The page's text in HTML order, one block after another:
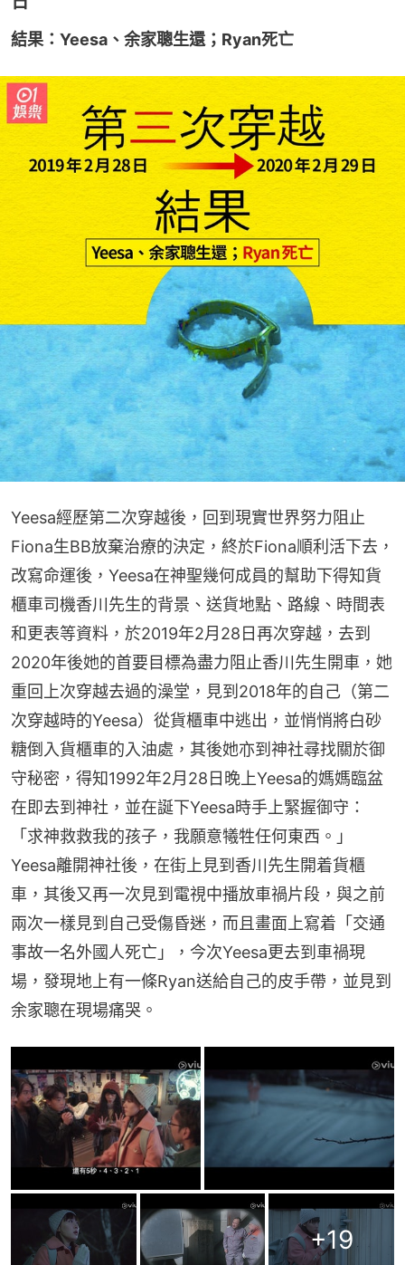
結果：Yeesa、余家聰生還；Ryan死亡
Yeesa經歷第二次穿越後，回到現實世界努力阻止
Fiona生BB放棄治療的決定，終於Fiona順利活下去，
改寫命運後，Yeesa在神聖幾何成員的幫助下得知貨
櫃車司機香川先生的背景、送貨地點、路線、時間表
和更表等資料，於2019年2月28日再次穿越，去到
2020年後她的首要目標為盡力阻止香川先生開車，她
重回上次穿越去過的澡堂，見到2018年的自己（第二
次穿越時的Yeesa）從貨櫃車中逃出，並悄悄將白砂
糖倒入貨櫃車的入油處，其後她亦到神社尋找關於御
守秘密，得知1992年2月28日晚上Yeesa的媽媽臨盆
在即去到神社，並在誕下Yeesa時手上緊握御守：
「求神救救我的孩子，我願意犧牲任何東西。」
Yeesa離開神社後，在街上見到香川先生開着貨櫃
車，其後又再一次見到電視中播放車禍片段，與之前
兩次一樣見到自己受傷昏迷，而且畫面上寫着「交通
事故一名外國人死亡」，今次Yeesa更去到車禍現
場，發現地上有一條Ryan送給自己的皮手帶，並見到
余家聰在現場痛哭。
+19